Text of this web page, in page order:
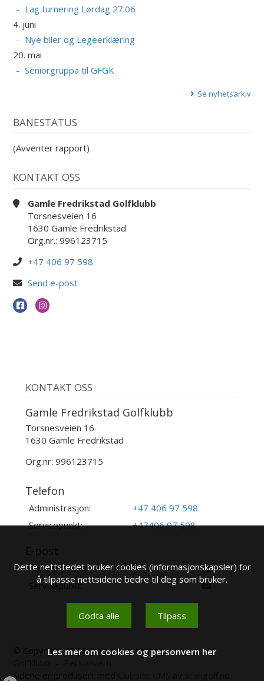
Lag turnering Lørdag 27.06
4. juni
Nye biler og Legeerklæring
20. mai
Seniorgruppa til GFGK
Se nyhetsarkiv
BANESTATUS
(Avventer rapport)
KONTAKT OSS
Gamle Fredrikstad Golfklubb
Torsnesveien 16
1630 Gamle Fredrikstad
Org.nr.: 996123715
+47 406 97 598
Send e-post
KONTAKT OSS
Gamle Fredrikstad Golfklubb
Torsnesveien 16
1630 Gamle Fredrikstad
Org.nr: 996123715
Telefon
Administrasjon:
+47 406 97 598
Servicepunkt:
+47406 97 598
Administrasjon:
Servicepunkt:
© Copyright 2026Gamle Fredrikstad
Sidene er produsert med
Dette nettstedet bruker cookies (informasjonskapsler) for
å tilpasse nettsidene bedre til deg som bruker.
Godta alle Tilpass
Les mer om cookies og personvern her